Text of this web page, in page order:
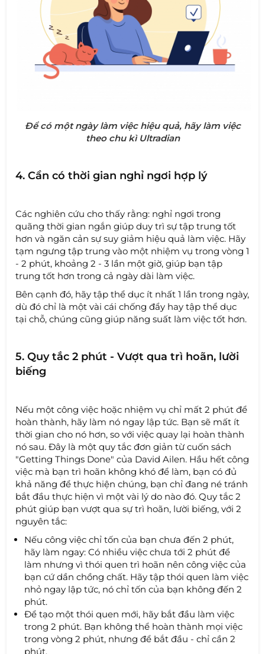
Để có một ngày làm việc hiệu quả, hãy làm việc
theo chu kì Ultradian
4. Cần có thời gian nghỉ ngơi hợp lý
Các nghiên cứu cho thấy rằng: nghỉ ngơi trong
quãng thời gian ngắn giúp duy trì sự tập trung tốt
hơn và ngăn cản sự suy giảm hiệu quả làm việc. Hãy
tạm ngưng tập trung vào một nhiệm vụ trong vòng 1
- 2 phút, khoảng 2 - 3 lần một giờ, giúp bạn tập
trung tốt hơn trong cả ngày dài làm việc.
Bên cạnh đó, hãy tập thể dục ít nhất 1 lần trong ngày,
dù đó chỉ là một vài cái chống đẩy hay tập thể dục
tại chỗ, chúng cũng giúp năng suất làm việc tốt hơn.
5. Quy tắc 2 phút - Vượt qua trì hoãn, lười
biếng
Nếu một công việc hoặc nhiệm vụ chỉ mất 2 phút để
hoàn thành, hãy làm nó ngay lập tức. Bạn sẽ mất ít
thời gian cho nó hơn, so với việc quay lại hoàn thành
nó sau. Đây là một quy tắc đơn giản từ cuốn sách
"Getting Things Done" của David Ailen. Hầu hết công
việc mà bạn trì hoãn không khó để làm, bạn có đủ
khả năng để thực hiện chúng, bạn chỉ đang né tránh
bắt đầu thực hiện vì một vài lý do nào đó. Quy tắc 2
phút giúp bạn vượt qua sự trì hoãn, lười biếng, với 2
nguyên tắc:
Nếu công việc chỉ tốn của bạn chưa đến 2 phút,
hãy làm ngay: Có nhiều việc chưa tới 2 phút để
làm nhưng vì thói quen trì hoãn nên công việc của
bạn cứ dần chồng chất. Hãy tập thói quen làm việc
nhỏ ngay lập tức, nó chỉ tốn của bạn không đến 2
phút.
Để tạo một thói quen mới, hãy bắt đầu làm việc
trong 2 phút. Bạn không thể hoàn thành mọi việc
trong vòng 2 phút, nhưng để bắt đầu - chỉ cần 2
phút.